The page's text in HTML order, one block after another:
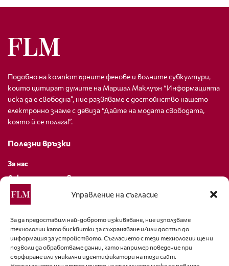
Управление на съгласие
За да предоставим най-доброто изживяване, ние използваме
технологии като бисквитки за съхраняване и/или достъп до
информация за устройството. Съгласието с тези технологии ще ни
позволи да обработваме данни, като например поведение при
сърфиране или уникални идентификатори на този сайт.
Подобно на компютърните фенове и волните субкултури,
които цитират думите на Маршал Маклуън “Информацията
иска да е свободна”, ние развяваме с достойнство нашето
електронно знаме с девиза “Дайте на модата свободата,
която й се полага!”.
Полезни връзки
За нас
Декларация за поверителност
Политика за бисквитки
За контакти
editor@fashion-lifestyle.net
+359 88 227 33 47